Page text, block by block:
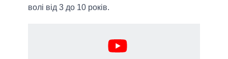
волі від 3 до 10 років.